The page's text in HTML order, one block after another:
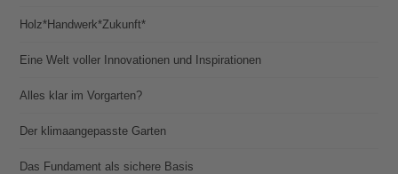
Holz*Handwerk*Zukunft*
Eine Welt voller Innovationen und Inspirationen
Alles klar im Vorgarten?
Der klimaangepasste Garten
Das Fundament als sichere Basis